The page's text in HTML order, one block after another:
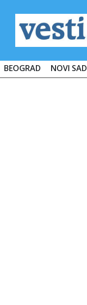
BEOGRAD NOVI SAD